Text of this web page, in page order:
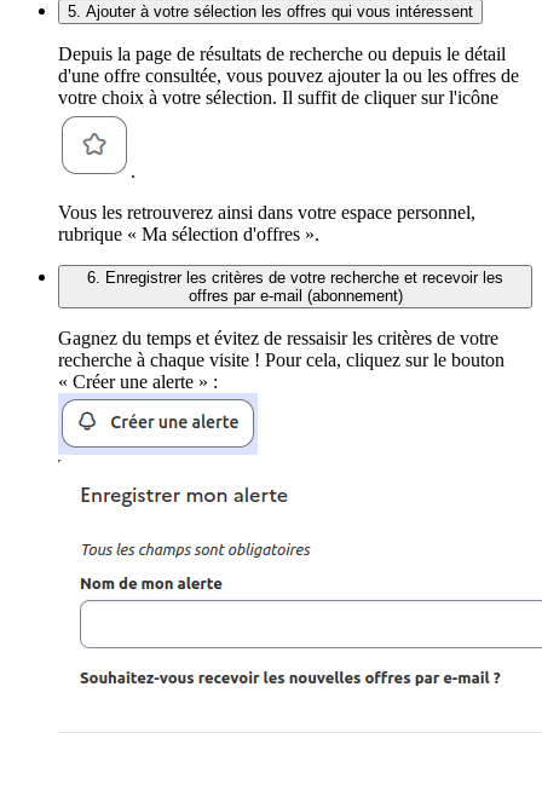
5. Ajouter à votre sélection les offres qui vous intéressent
Depuis la page de résultats de recherche ou depuis le détail
d'une offre consultée, vous pouvez ajouter la ou les offres de
votre choix à votre sélection. Il suffit de cliquer sur l'icône
.
Vous les retrouverez ainsi dans votre espace personnel,
rubrique « Ma sélection d'offres ».
6. Enregistrer les critères de votre recherche et recevoir les
offres par e-mail (abonnement)
Gagnez du temps et évitez de ressaisir les critères de votre
recherche à chaque visite ! Pour cela, cliquez sur le bouton
« Créer une alerte » :